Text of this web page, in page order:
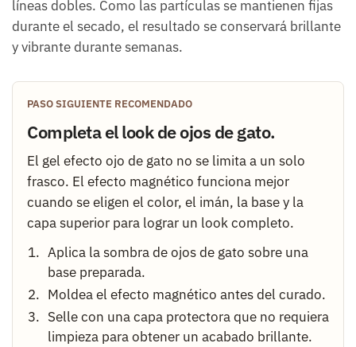
líneas dobles. Como las partículas se mantienen fijas
durante el secado, el resultado se conservará brillante
y vibrante durante semanas.
PASO SIGUIENTE RECOMENDADO
Completa el look de ojos de gato.
El gel efecto ojo de gato no se limita a un solo
frasco. El efecto magnético funciona mejor
cuando se eligen el color, el imán, la base y la
capa superior para lograr un look completo.
Aplica la sombra de ojos de gato sobre una
base preparada.
Moldea el efecto magnético antes del curado.
Selle con una capa protectora que no requiera
limpieza para obtener un acabado brillante.